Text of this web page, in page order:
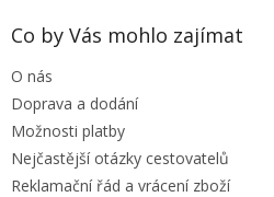
Co by Vás mohlo zajímat
O nás
Doprava a dodání
Možnosti platby
Nejčastější otázky cestovatelů
Reklamační řád a vrácení zboží